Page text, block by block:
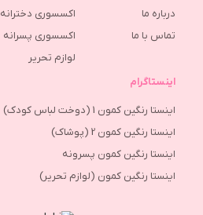
درباره ما
تماس با ما
اکسسوری دخترانه
اکسسوری پسرانه
لوازم تحریر
اینستاگرام
اینستا رنگین کمون 1 (دوخت لباس کودک)
اینستا رنگین کمون 2 (پوشاک)
اینستا رنگین کمون پسرونه
اینستا رنگین کمون (لوازم تحریر)